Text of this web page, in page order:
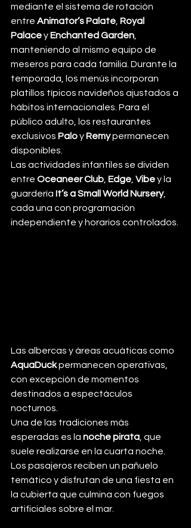
mediante el sistema de rotación
entre Animator’s Palate, Royal
Palace y Enchanted Garden,
manteniendo al mismo equipo de
meseros para cada familia. Durante la
temporada, los menús incorporan
platillos típicos navideños ajustados a
hábitos internacionales. Para el
público adulto, los restaurantes
exclusivos Palo y Remy permanecen
disponibles.
Las actividades infantiles se dividen
entre Oceaneer Club, Edge, Vibe y la
guardería It’s a Small World Nursery,
cada una con programación
independiente y horarios controlados.
Las albercas y áreas acuáticas como
AquaDuck permanecen operativas,
con excepción de momentos
destinados a espectáculos
nocturnos.
Una de las tradiciones más
esperadas es la noche pirata , que
suele realizarse en la cuarta noche.
Los pasajeros reciben un pañuelo
temático y disfrutan de una fiesta en
la cubierta que culmina con fuegos
artificiales sobre el mar.